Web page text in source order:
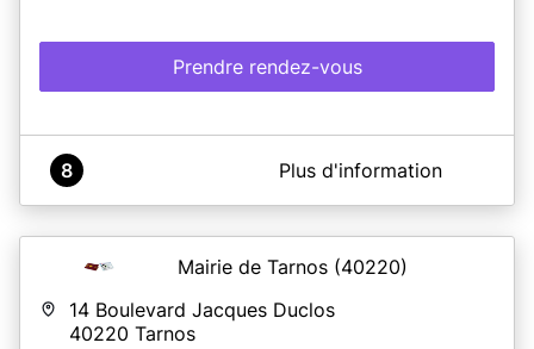
Prendre rendez-vous
A propos de Mairie Saint-Pandelon
minutes. Nous vous remercions de patienter pour la
réception de cet e-mail ne pas renouveler inutilement
votre demande de rendez-vous.
8 Plus d'information
Mairie de Tarnos (40220)
14 Boulevard Jacques Duclos
40220 Tarnos